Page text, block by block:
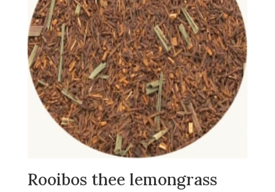
Rooibos thee lemongrass